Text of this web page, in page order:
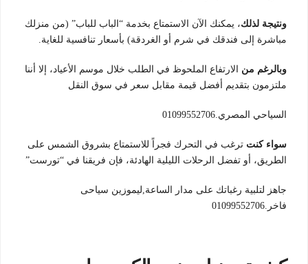
ونتيجة لذلك، يمكنك الآن الاستمتاع بخدمة “الباب للباب” (من منزلك
مباشرة إلى فندقك في شرم أو الغردقة) بأسعار تنافسية للغاية.
وبالرغم من الارتفاع الملحوظ في الطلب خلال موسم الأعياد، إلا أننا
ملتزمون بتقديم أفضل قيمة مقابل سعر في سوق النقل
السياحي المصري.01099552706
سواء كنت ترغب في التحرك فجراً للاستمتاع بشروق الشمس على
الطريق، أو تفضل الرحلات الليلية الهادئة، فإن فريقنا في “تورست”
جاهز لتلبية رغباتك على مدار الساعة,ليموزين سياحى
فاخر.01099552706